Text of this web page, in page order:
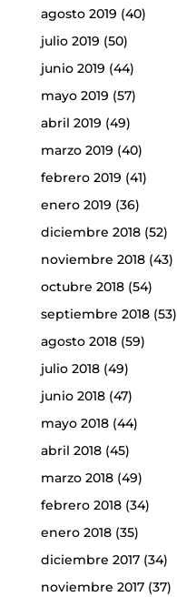
agosto 2019 (40)
julio 2019 (50)
junio 2019 (44)
mayo 2019 (57)
abril 2019 (49)
marzo 2019 (40)
febrero 2019 (41)
enero 2019 (36)
diciembre 2018(52)
noviembre 2018(43)
octubre 2018(54)
septiembre 2018(53)
agosto 2018(59)
julio 2018(49)
junio 2018(47)
mayo 2018(44)
abril 2018(45)
marzo 2018(49)
febrero 2018(34)
enero 2018(35)
diciembre 2017(34)
noviembre 2017(37)